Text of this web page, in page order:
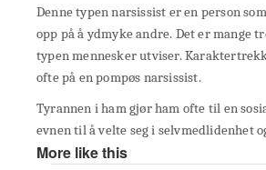
Denne typen narsissist er en person
opp på å ydmyke andre. Det er mange
typen mennesker utviser.
ofte på en pompøs narsissist.
Tyrannen i ham gjør ham ofte til en
evnen til å velte seg i selvmedlidenhet
More like this